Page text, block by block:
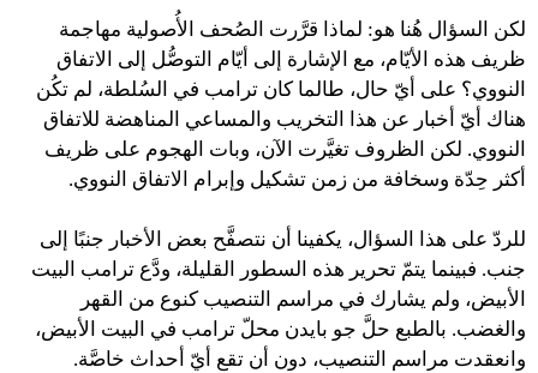
لكن السؤال هُنا هو: لماذا قرَّرت الصُحف الأُصولية مهاجمة
ظريف هذه الأيّام، مع الإشارة إلى أيّام التوصُّل إلى الاتفاق
النووي؟ على أيّ حال، طالما كان ترامب في السُلطة، لم تكُن
هناك أيّ أخبار عن هذا التخريب والمساعي المناهضة للاتفاق
النووي. لكن الظروف تغيَّرت الآن، وبات الهجوم على ظريف
أكثر حِدّة وسخافة من زمن تشكيل وإبرام الاتفاق النووي.
للردّ على هذا السؤال، يكفينا أن نتصفَّح بعض الأخبار جنبًا إلى
جنب. فبينما يتمّ تحرير هذه السطور القليلة، ودَّع ترامب البيت
الأبيض، ولم يشارك في مراسم التنصيب كنوع من القهر
والغضب. بالطبع حلَّ جو بايدن محلّ ترامب في البيت الأبيض،
وانعقدت مراسم التنصيب، دون أن تقع أيّ أحداث خاصَّة.